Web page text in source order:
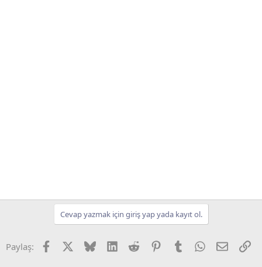
Cevap yazmak için giriş yap yada kayıt ol.
Paylaş: FacebookX (Twitter)
BlueskyLinkedInReddit PinterestTumblr WhatsApp
E-posta